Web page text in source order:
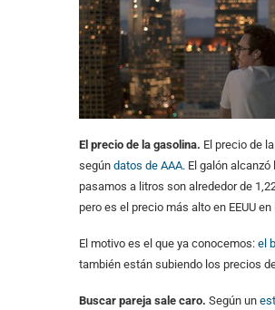
El precio de la gasolina. El precio de
según datos de AAA. El galón
pasamos a litros son alrededor de
pero es el precio más alto en EEUU
El motivo es el que ya conocemos: el
también están subiendo los precios
Buscar pareja sale caro. Según un